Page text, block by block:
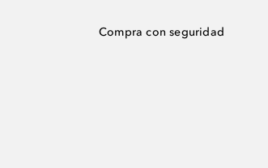
Compra con seguridad